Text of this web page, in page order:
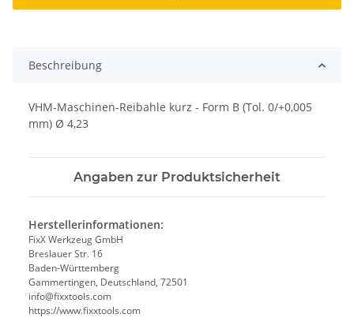
Beschreibung
VHM-Maschinen-Reibahle kurz - Form B (Tol. 0/+0,005
mm) Ø 4,23
Angaben zur Produktsicherheit
Herstellerinformationen:
FixX Werkzeug GmbH
Breslauer Str. 16
Baden-Württemberg
Gammertingen, Deutschland, 72501
info@fixxtools.com
https://www.fixxtools.com